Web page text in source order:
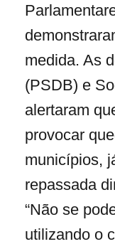
medida. As
(PSDB) e
alertaram
provocar
municípios,
repassada
“Não se
utilizando o